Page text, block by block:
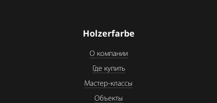
Holzerfarbe
О компании
Где купить
Мастер-классы
Объекты